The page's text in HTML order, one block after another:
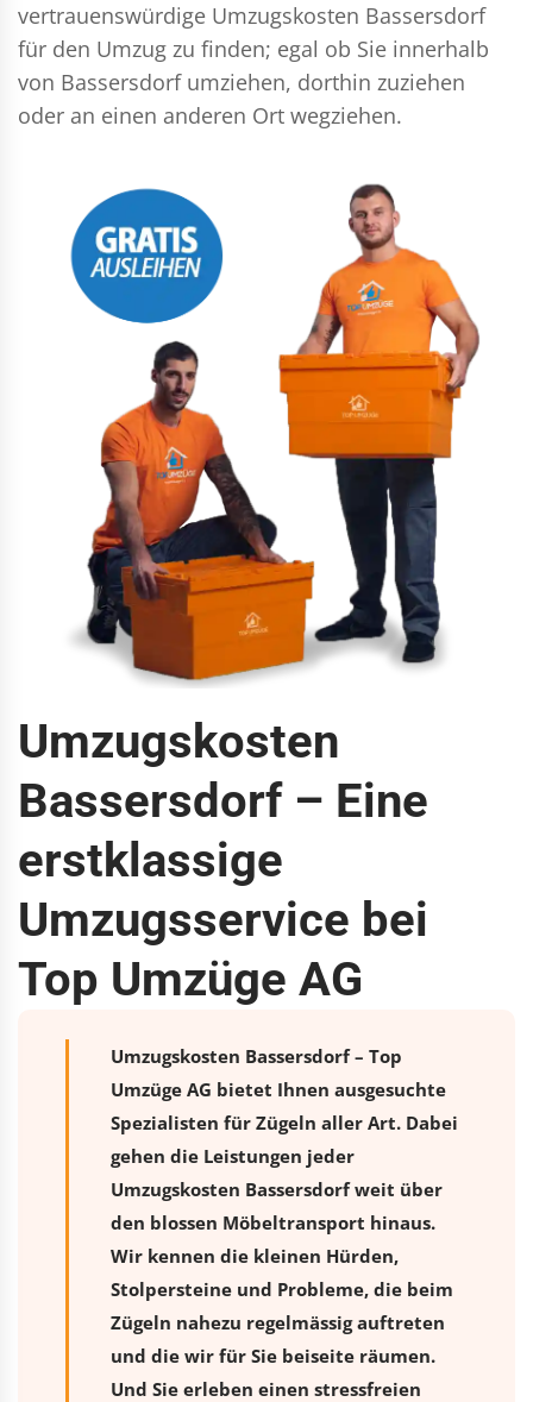
vertrauenswürdige Umzugskosten Bassersdorf
für den Umzug zu finden; egal ob Sie innerhalb
von Bassersdorf umziehen, dorthin zuziehen
oder an einen anderen Ort wegziehen.
Umzugskosten
Bassersdorf – Eine
erstklassige
Umzugsservice bei
Top Umzüge AG
Umzugskosten Bassersdorf – Top
Umzüge AG bietet Ihnen ausgesuchte
Spezialisten für Zügeln aller Art. Dabei
gehen die Leistungen jeder
Umzugskosten Bassersdorf weit über
den blossen Möbeltransport hinaus.
Wir kennen die kleinen Hürden,
Stolpersteine und Probleme, die beim
Zügeln nahezu regelmässig auftreten
und die wir für Sie beiseite räumen.
Und Sie erleben einen stressfreien